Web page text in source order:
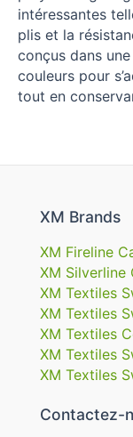
intéressantes
plis et la
conçus dans
couleurs pour
tout en
XM Brands
XM Fireline
XM Silverline
XM Textiles
XM Textiles
XM Textiles
XM Textiles
XM Textiles
Contactez-